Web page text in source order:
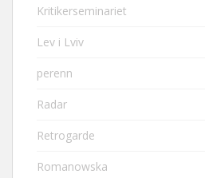
Kritikerseminariet
Lev i Lviv
perenn
Radar
Retrogarde
Romanowska